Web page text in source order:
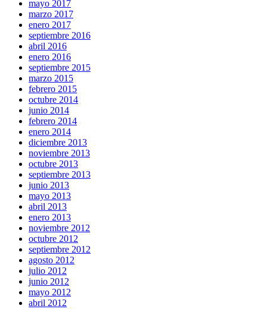
mayo 2017
marzo 2017
enero 2017
septiembre 2016
abril 2016
enero 2016
septiembre 2015
marzo 2015
febrero 2015
octubre 2014
junio 2014
febrero 2014
enero 2014
diciembre 2013
noviembre 2013
octubre 2013
septiembre 2013
junio 2013
mayo 2013
abril 2013
enero 2013
noviembre 2012
octubre 2012
septiembre 2012
agosto 2012
julio 2012
junio 2012
mayo 2012
abril 2012